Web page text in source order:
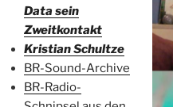
Data sein
Zweitkontakt
Kristian Schultze
BR-Sound-Archive
BR-Radio-